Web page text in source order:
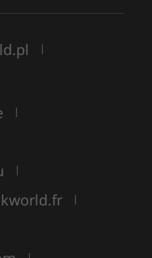
|
|
|
|